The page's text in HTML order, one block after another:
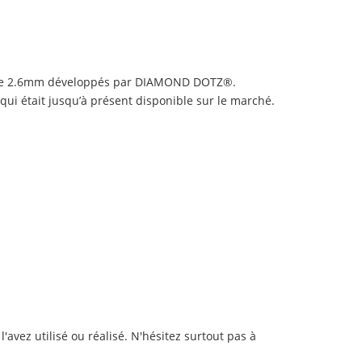
2.6mm développés par DIAMOND DOTZ®.
était jusqu’à présent disponible sur le marché.
utilisé ou réalisé. N'hésitez surtout pas à